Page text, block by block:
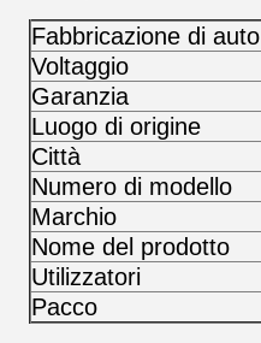
Fabbricazione di auto
Voltaggio
Garanzia
Luogo di origine
Città
Numero di modello
Marchio
Nome del prodotto
Utilizzatori
Pacco